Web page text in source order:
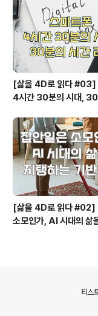
[삶을 4D로 읽다 #03]
4시간 30분의 시대, 30
[삶을 4D로 읽다 #02]
소모인가, AI 시대의 삶
티스